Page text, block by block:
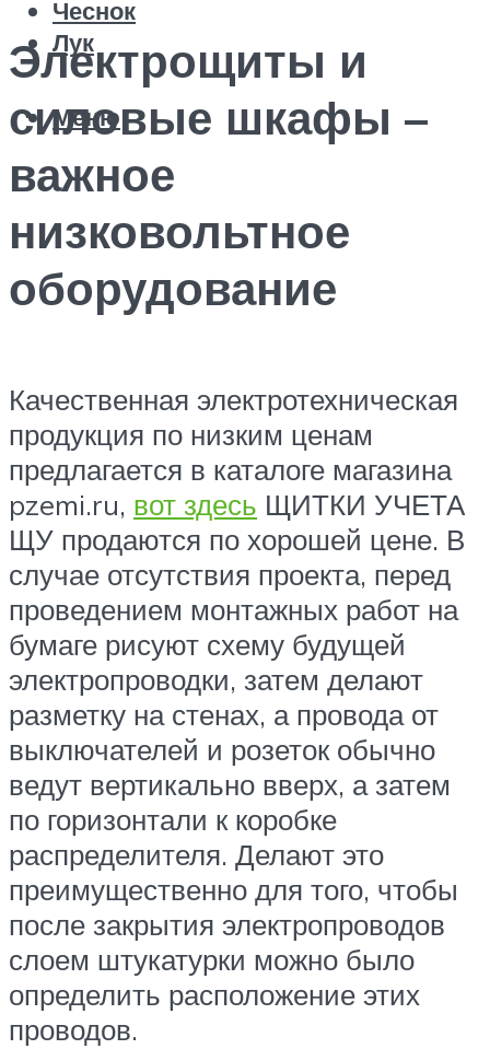
Чеснок
Лук
Меню
Электрощиты и
силовые шкафы –
важное
низковольтное
оборудование
Качественная электротехническая
продукция по низким ценам
предлагается в каталоге магазина
pzemi.ru, вот здесь ЩИТКИ УЧЕТА
ЩУ продаются по хорошей цене. В
случае отсутствия проекта, перед
проведением монтажных работ на
бумаге рисуют схему будущей
электропроводки, затем делают
разметку на стенах, а провода от
выключателей и розеток обычно
ведут вертикально вверх, а затем
по горизонтали к коробке
распределителя. Делают это
преимущественно для того, чтобы
после закрытия электропроводов
слоем штукатурки можно было
определить расположение этих
проводов.